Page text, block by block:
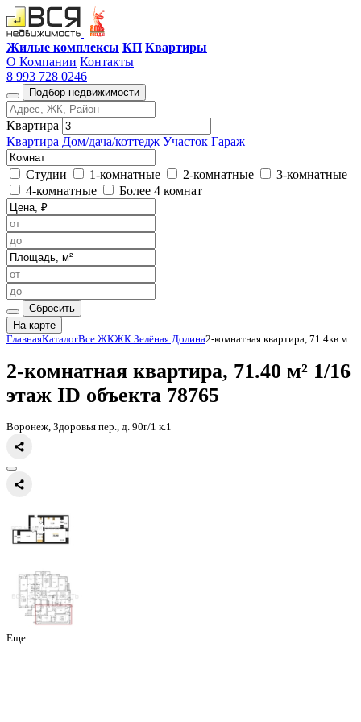
Жилые комплексы КП Квартиры
О Компании Контакты
8 993 728 0246
Подбор недвижимости
Квартира
Квартира Дом/дача/коттедж Участок Гараж
Студии 1-комнатные 2-комнатные
3-комнатные
4-комнатные
Более 4 комнат
Сбросить
На карте
Главная КаталогВсе ЖКЖК Зелёная Долина
2-комнатная квартира, 71.40
этаж
Воронеж, Здоровья пер., д. 90г/1 к.1